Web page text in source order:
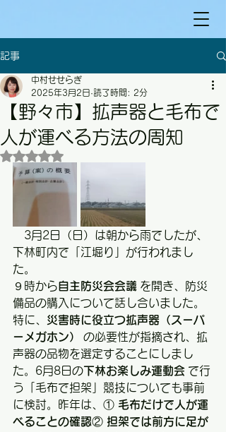
記事
【野々市】拡声器と毛布で
人が運べる方法の周知
中村せせらぎ
2025年3月2日 読了時間: 2分
5つ星のうちNaNと評価されています。
3月2日（日）は朝から雨でしたが、
下林町内で「江堀り」が行われまし
た。
９時から自主防災会会議 を開き、防災
備品の購入について話し合いました。
特に、 災害時に役立つ拡声器（スーパ
ーメガホン）
の必要性が指摘され、拡
声器の品物を選定することにしまし
た。6月8日の下林お楽しみ運動会 で行
う「毛布で担架」競技についても事前
に検討。昨年は、① 毛布だけで人が運
べることの確認② 担架では前方に足が